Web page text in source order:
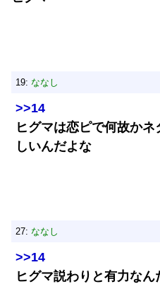
19: ななし
>>14
ヒグマは恋ピで何故か
しいんだよな
27: ななし
>>14
ヒグマ説わりと有力なん